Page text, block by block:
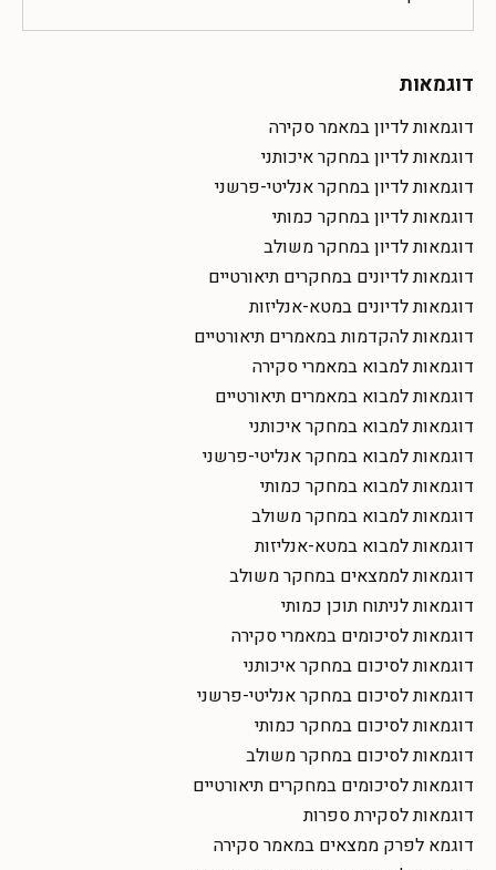
דוגמאות
דוגמאות לדיון במאמר סקירה
דוגמאות לדיון במחקר איכותני
דוגמאות לדיון במחקר אנליטי-פרשני
דוגמאות לדיון במחקר כמותי
דוגמאות לדיון במחקר משולב
דוגמאות לדיונים במחקרים תיאורטיים
דוגמאות לדיונים במטא-אנליזות
דוגמאות להקדמות במאמרים תיאורטיים
דוגמאות למבוא במאמרי סקירה
דוגמאות למבוא במאמרים תיאורטיים
דוגמאות למבוא במחקר איכותני
דוגמאות למבוא במחקר אנליטי-פרשני
דוגמאות למבוא במחקר כמותי
דוגמאות למבוא במחקר משולב
דוגמאות למבוא במטא-אנליזות
דוגמאות לממצאים במחקר משולב
דוגמאות לניתוח תוכן כמותי
דוגמאות לסיכומים במאמרי סקירה
דוגמאות לסיכום במחקר איכותני
דוגמאות לסיכום במחקר אנליטי-פרשני
דוגמאות לסיכום במחקר כמותי
דוגמאות לסיכום במחקר משולב
דוגמאות לסיכומים במחקרים תיאורטיים
דוגמאות לסקירת ספרות
דוגמא לפרק ממצאים במאמר סקירה